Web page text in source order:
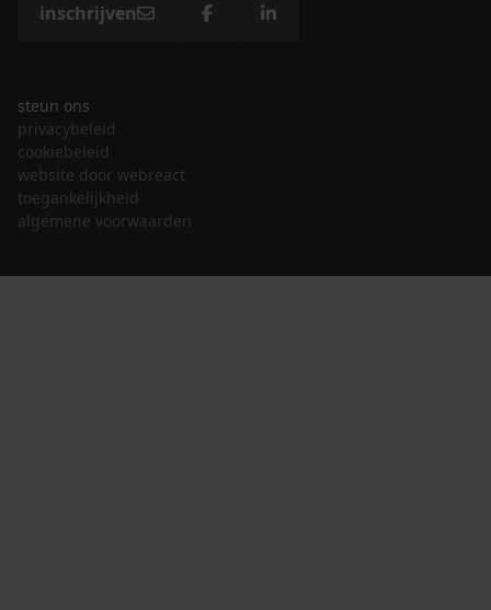
inschrijven
steun ons
privacybeleid
cookiebeleid
website door webreact
toegankelijkheid
algemene voorwaarden